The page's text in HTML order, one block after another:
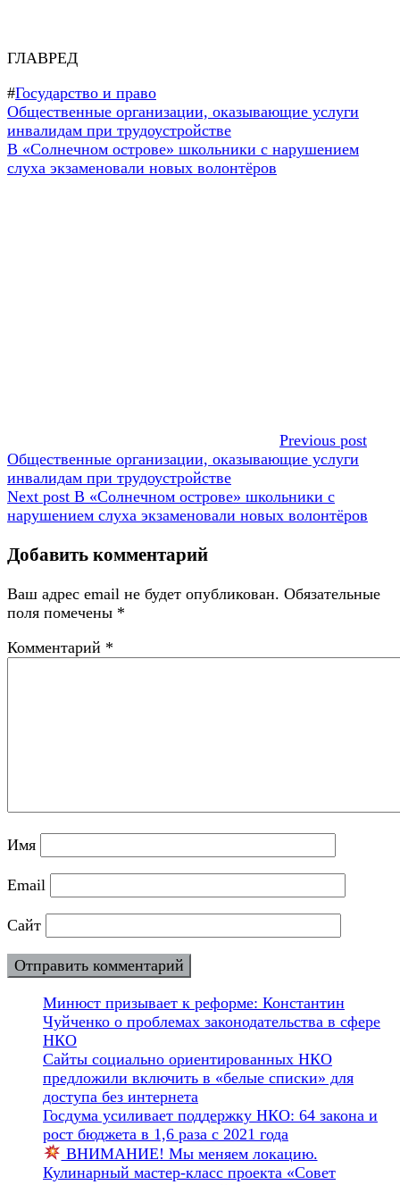
ГЛАВРЕД
#Государство и право
Навигация
по
записям
Предыдущая
запись:
Общественные организации, оказывающие услуги
инвалидам при трудоустройстве
Следующая
запись:
В «Солнечном острове» школьники с нарушением
слуха экзаменовали новых волонтёров
Previous post
Общественные организации, оказывающие услуги
инвалидам при трудоустройстве
Next post В «Солнечном острове» школьники с
нарушением слуха экзаменовали новых волонтёров
Добавить комментарий
Ваш адрес email не будет опубликован. Обязательные
поля помечены *
Комментарий *
Имя
Email
Сайт
Минюст призывает к реформе: Константин
Чуйченко о проблемах законодательства в сфере
НКО
Сайты социально ориентированных НКО
предложили включить в «белые списки» для
доступа без интернета
Госдума усиливает поддержку НКО: 64 закона и
рост бюджета в 1,6 раза с 2021 года
ВНИМАНИЕ! Мы меняем локацию.
Кулинарный мастер-класс проекта «Совет